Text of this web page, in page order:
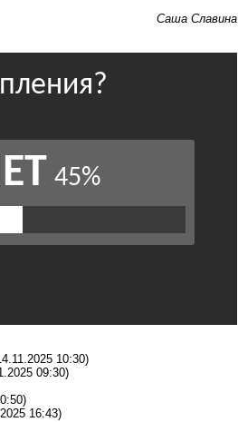
Саша Славина
10:30)
09:30)
16:43)